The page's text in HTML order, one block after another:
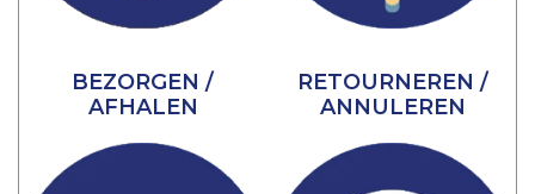
BEZORGEN /
AFHALEN
RETOURNEREN /
ANNULEREN